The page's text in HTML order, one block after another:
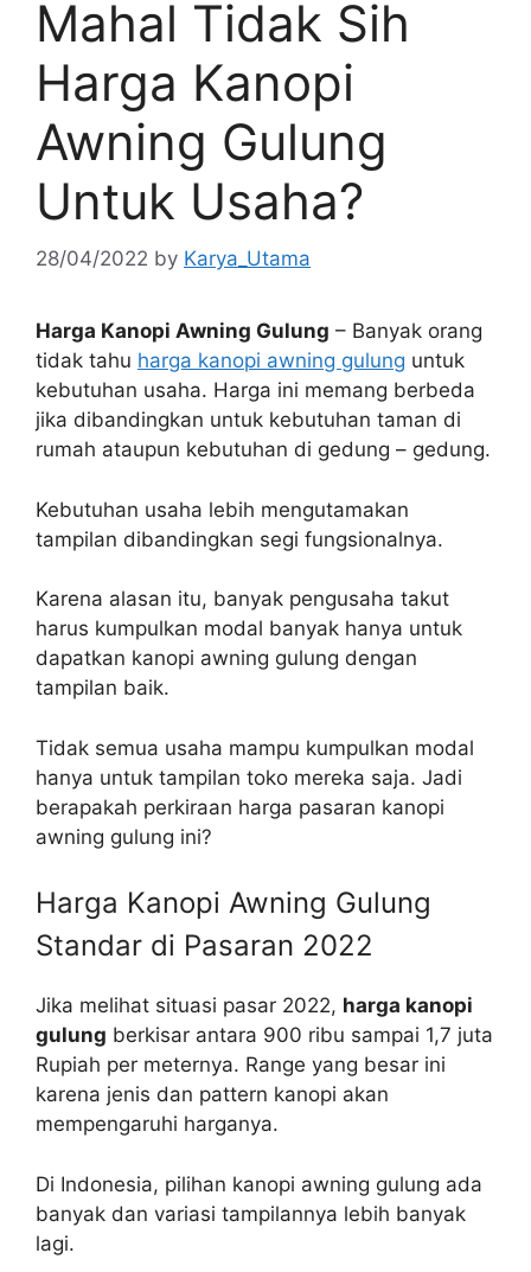
Mahal Tidak Sih
Harga Kanopi
Awning Gulung
Untuk Usaha?
28/04/2022 by Karya_Utama
Harga Kanopi Awning Gulung – Banyak orang
tidak tahu harga kanopi awning gulung untuk
kebutuhan usaha. Harga ini memang berbeda
jika dibandingkan untuk kebutuhan taman di
rumah ataupun kebutuhan di gedung – gedung.
Kebutuhan usaha lebih mengutamakan
tampilan dibandingkan segi fungsionalnya.
Karena alasan itu, banyak pengusaha takut
harus kumpulkan modal banyak hanya untuk
dapatkan kanopi awning gulung dengan
tampilan baik.
Tidak semua usaha mampu kumpulkan modal
hanya untuk tampilan toko mereka saja. Jadi
berapakah perkiraan harga pasaran kanopi
awning gulung ini?
Harga Kanopi Awning Gulung
Standar di Pasaran 2022
Jika melihat situasi pasar 2022, harga kanopi
gulung berkisar antara 900 ribu sampai 1,7 juta
Rupiah per meternya. Range yang besar ini
karena jenis dan pattern kanopi akan
mempengaruhi harganya.
Di Indonesia, pilihan kanopi awning gulung ada
banyak dan variasi tampilannya lebih banyak
lagi.